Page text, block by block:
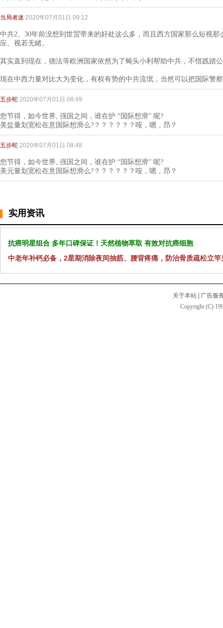
当局者迷 2020年07月01日 09:12
中共2、30年前没想到世贸带来的好处这么多，而且西方国家那么短视
应、视若无睹。
其实直到现在，德法等欧洲国家依然为了蝇头小利帮助中共，不惜践踏
现在中西力量对比大为变化，有权有势的中共流氓，当然可以把国际警
五步蛇 2020年07月01日 08:49
您节得，如今世界, 强国之间，谁在护 “国际想滑” 呢?
美盐量划宽松在意国际想滑么?？？？？？？咹，嗯，昻？
五步蛇 2020年07月01日 08:48
您节得，如今世界, 强国之间，谁在护 “国际想滑” 呢?
美元量划宽松在意国际想滑么?？？？？？？咹，嗯，昻？
实用资讯
抗癌明星组合 多年口碑保证！天然植物萃取 有效对抗癌细胞
中老年补钙必备，2星期消除夜间抽筋、腰背疼痛，防治骨质疏松立竿
关于本站
广告服
Copyright (C)